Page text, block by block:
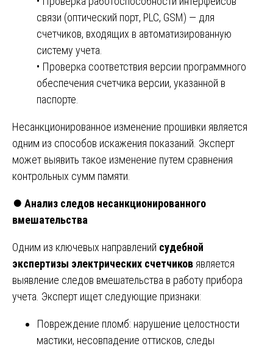
связи (оптический порт, PLC, GSM) — для
счетчиков, входящих в автоматизированную
систему учета.
• Проверка соответствия версии программного
обеспечения счетчика версии, указанной в
паспорте.
Несанкционированное изменение прошивки является
одним из способов искажения показаний. Эксперт
может выявить такое изменение путем сравнения
контрольных сумм памяти.
⏺️ Анализ следов несанкционированного
вмешательства
Одним из ключевых направлений судебной
экспертизы электрических счетчиков является
выявление следов вмешательства в работу прибора
учета. Эксперт ищет следующие признаки:
Повреждение пломб: нарушение целостности
мастики, несовпадение оттисков, следы